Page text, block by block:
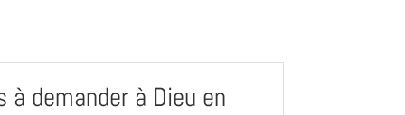
demander à Dieu en